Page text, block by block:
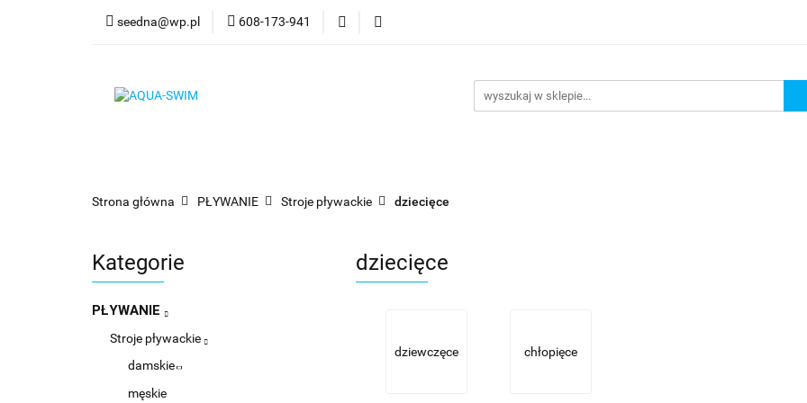
seedna@wp.pl 608-173-941
PŁYWANIE
Strona główna PŁYWANIE Stroje pływackie dziecięce
Kategorie
PŁYWANIE
Stroje pływackie
damskie
męskie
dziecięce
dziewczęce chłopięce